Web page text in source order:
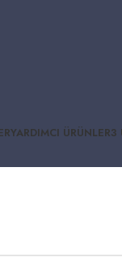
YARDIMCI ÜRÜNLER3